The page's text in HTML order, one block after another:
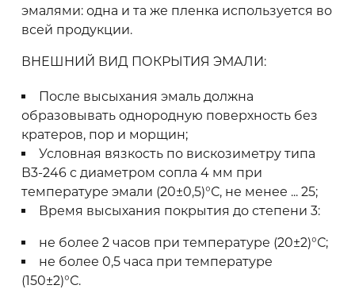
эмалями: одна и та же пленка используется во
всей продукции.
ВНЕШНИЙ ВИД ПОКРЫТИЯ ЭМАЛИ:
После высыхания эмаль должна
образовывать однородную поверхность без
кратеров, пор и морщин;
Условная вязкость по вискозиметру типа
В3-246 с диаметром сопла 4 мм при
температуре эмали (20±0,5)°С, не менее ... 25;
Время высыхания покрытия до степени 3:
​не более 2 часов при температуре (20±2)°С;
не более 0,5 часа при температуре
(150±2)°С.